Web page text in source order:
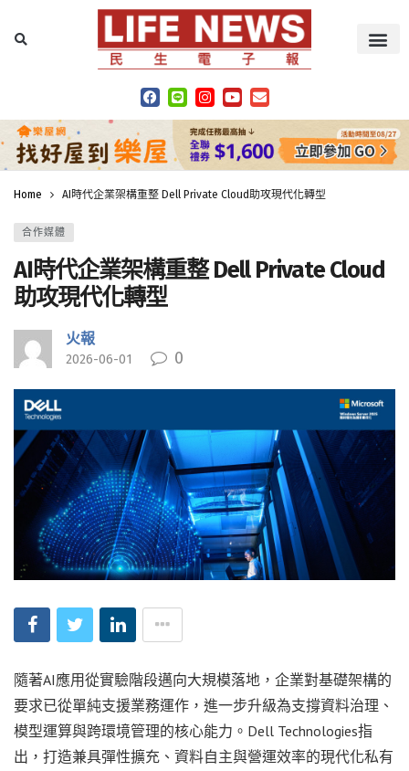
Home AI時代企業架構重整 Dell Private Cloud助攻現代化轉型
合作媒體
AI時代企業架構重整 Dell Private Cloud
助攻現代化轉型
火報
2026-06-01 0
隨著AI應用從實驗階段邁向大規模落地，企業對基礎架構的
要求已從單純支援業務運作，進一步升級為支撐資料治理、
模型運算與跨環境管理的核心能力。Dell Technologies指
出，打造兼具彈性擴充、資料自主與營運效率的現代化私有